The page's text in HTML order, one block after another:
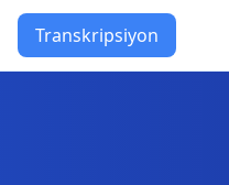
Transkripsiyon